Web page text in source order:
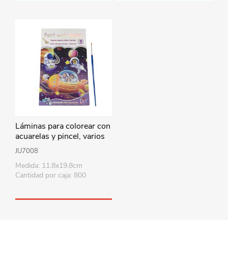
Láminas para colorear con
acuarelas y pincel, varios
diseños
JU7008
Medida: 11.8x19.8cm
Cantidad por caja: 800